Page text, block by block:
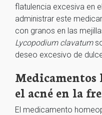
flatulencia excesiva en
administrar este
con granos en las
Lycopodium clavatum
deseo excesivo de
Medicamentos
el acné en la
El medicamento